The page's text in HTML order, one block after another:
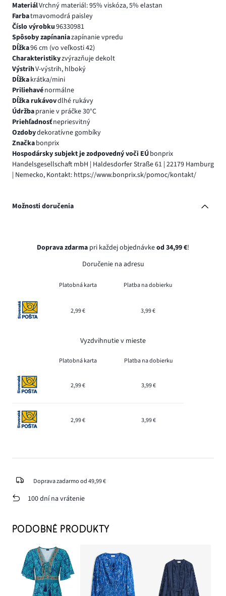
MateriálVrchný materiál: 95% viskóza, 5% elastan
Farbatmavomodrá paisley
Číslo výrobku96330981
Spôsoby zapínaniazapínanie vpredu
Dĺžka96 cm (vo veľkosti 42)
Charakteristikyzvýrazňuje dekolt
VýstrihV-výstrih, hlboký
Dĺžkakrátka/mini
Priliehavénormálne
Dĺžka rukávovdlhé rukávy
Údržbapranie v práčke 30°C
Priehľadnosťnepriesvitný
Ozdobydekoratívne gombíky
Značkabonprix
Hospodársky subjekt je zodpovedný voči EÚbonprix
Handelsgesellschaft mbH | Haldesdorfer Straße 61 | 22179 Hamburg
| Nemecko, Kontakt: https://www.bonprix.sk/pomoc/kontakt/
Možnosti doručenia
Doprava zdarma pri každej objednávkeod 34,99 €!
Doručenie na adresu
Platobná karta Platba na dobierku
2,99 € 3,99 €
Vyzdvihnutie v mieste
Platobná karta Platba na dobierku
2,99 € 3,99 €
2,99 € 3,99 €
Doprava zadarmo od 49,99 €
100 dní na vrátenie
PODOBNÉ PRODUKTY